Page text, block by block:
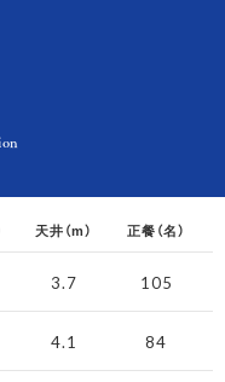
天井（m） 正餐（名）
3.7 105
4.1 84